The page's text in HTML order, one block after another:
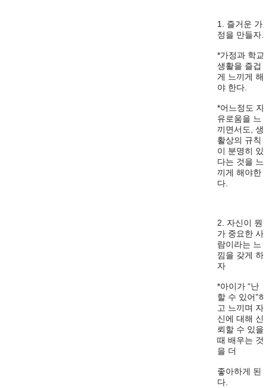
1. 즐거운 가
정을 만들자.
*가정과 학교
생활을 즐겁
게 느끼게 해
야 한다.
*어느정도 자
유로움을 느
끼면서도, 생
활상의 규칙
이 분명히 있
다는 것을 느
끼게 해야한
다.
2. 자신이 뭔
가 중요한 사
람이라는 느
낌을 갖게 하
자
*아이가 “난
할 수 있어”하
고 느끼며 자
신에 대해 신
뢰할 수 있을
때 배우는 것
을 더
좋아하게 된
다.